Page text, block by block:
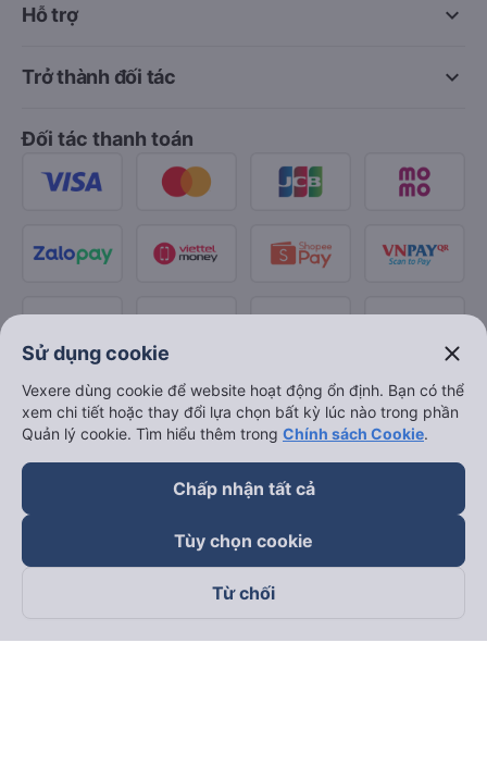
keyboard_arrow_down
Hỗ trợ
keyboard_arrow_down
Trở thành đối tác
Đối tác thanh toán
Theo dõi chúng tôi trên
Sử dụng cookie close
Vexere dùng cookie để website hoạt động ổn định. Bạn có thể
xem chi tiết hoặc thay đổi lựa chọn bất kỳ lúc nào trong phần
Quản lý cookie. Tìm hiểu thêm trong Chính sách Cookie.
Chấp nhận tất cả
Tùy chọn cookie
Từ chối